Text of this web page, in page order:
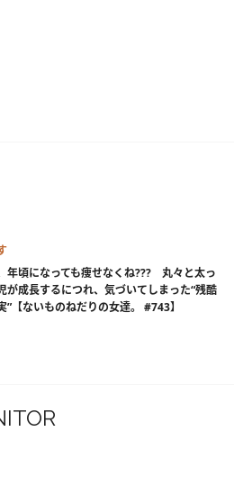
年頃になっても痩せなくね??? 丸々と太っ
が成長するにつれ、気づいてしまった“残酷
”【ないものねだりの女達。 #743】